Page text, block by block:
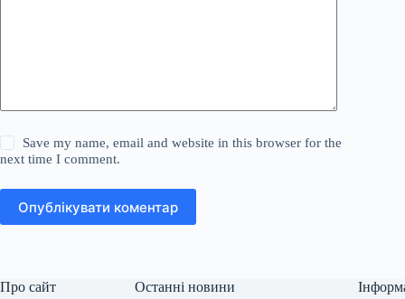
Save my name, email and website in this browser for the
next time I comment.
Опублікувати коментар
Про сайт Останні новини